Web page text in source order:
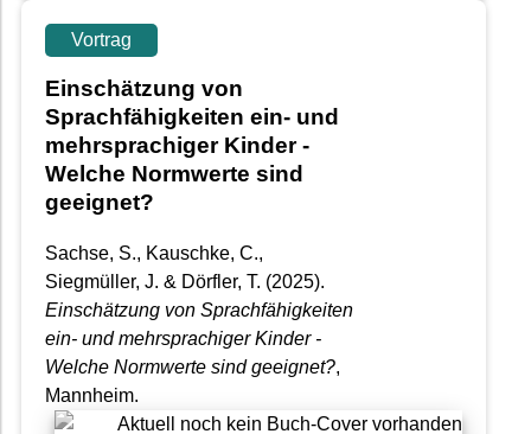
Vortrag
Einschätzung von
Sprachfähigkeiten ein- und
mehrsprachiger Kinder -
Welche Normwerte sind
geeignet?
Sachse, S., Kauschke, C.,
Siegmüller, J. & Dörfler, T. (2025).
Einschätzung von Sprachfähigkeiten
ein- und mehrsprachiger Kinder -
Welche Normwerte sind geeignet?,
Mannheim.